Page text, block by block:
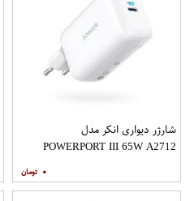
شارژر دیواری انکر مدل
POWERPORT III 65W A2712
۰